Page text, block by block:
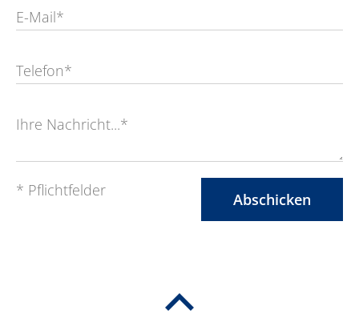
E-Mail*
Telefon*
Ihre Nachricht...*
* Pflichtfelder